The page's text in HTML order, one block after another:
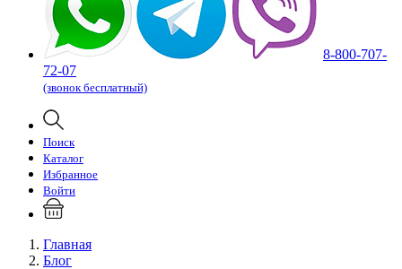
8-800-707-
72-07
(звонок бесплатный)
Поиск
Каталог
Избранное
Войти
Главная
Блог